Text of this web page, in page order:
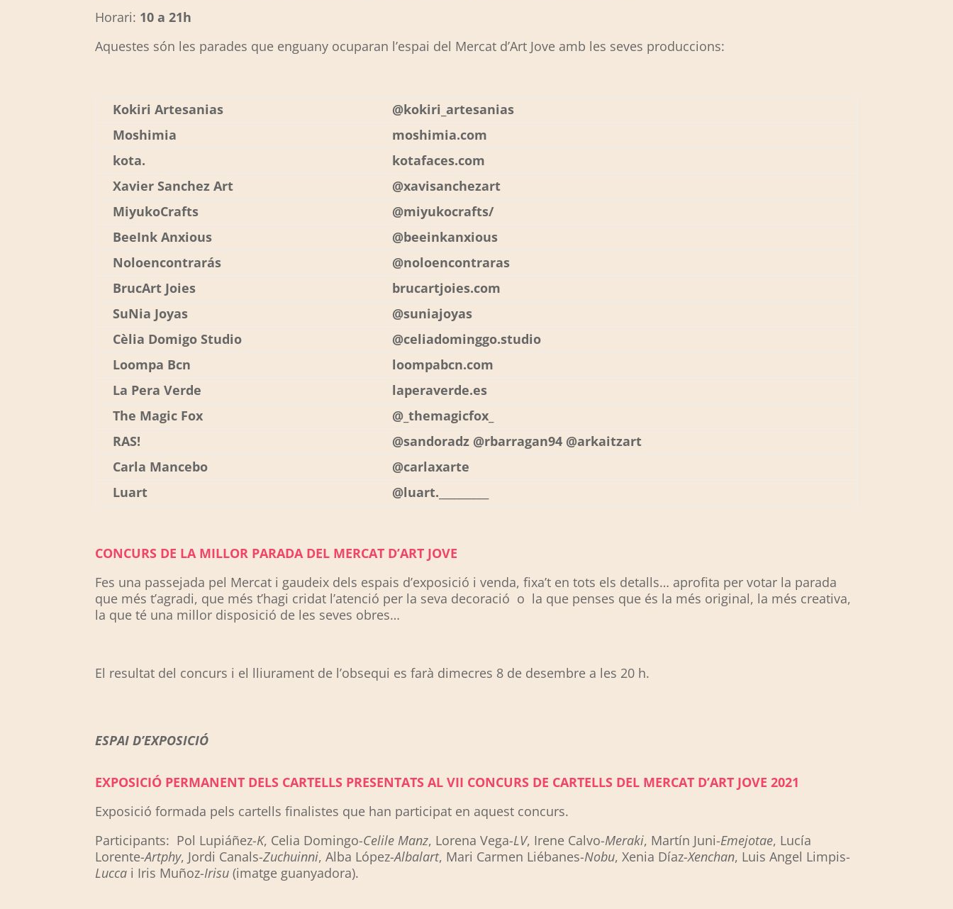
Horari: 10 a 21h
Aquestes són les parades que enguany ocuparan l’espai del Mercat d’Art Jove amb les seves produccions:
Kokiri Artesanias
@kokiri_artesanias
Moshimia
moshimia.com
kota.
kotafaces.com
Xavier Sanchez Art
@xavisanchezart
MiyukoCrafts
@miyukocrafts/
BeeInk Anxious
@beeinkanxious
Noloencontrarás
@noloencontraras
BrucArt Joies
brucartjoies.com
SuNia Joyas
@suniajoyas
Cèlia Domigo Studio
@celiadominggo.studio
Loompa Bcn
loompabcn.com
La Pera Verde
laperaverde.es
The Magic Fox
@_themagicfox_
RAS!
@sandoradz @rbarragan94 @arkaitzart
Carla Mancebo
@carlaxarte
Luart
@luart.__________
CONCURS DE LA MILLOR PARADA DEL MERCAT D’ART JOVE
Fes una passejada pel Mercat i gaudeix dels espais d’exposició i venda, fixa’t en tots els detalls… aprofita per votar la parada
que més t’agradi, que més t’hagi cridat l’atenció per la seva decoració o la que penses que és la més original, la més creativa,
la que té una millor disposició de les seves obres…
El resultat del concurs i el lliurament de l’obsequi es farà dimecres 8 de desembre a les 20 h.
ESPAI D’EXPOSICIÓ
EXPOSICIÓ PERMANENT DELS CARTELLS PRESENTATS AL VII CONCURS DE CARTELLS DEL MERCAT D’ART JOVE 2021
Exposició formada pels cartells finalistes que han participat en aquest concurs.
Participants: Pol Lupiáñez-K, Celia Domingo-Celile Manz, Lorena Vega-LV, Irene Calvo-Meraki, Martín Juni-Emejotae, Lucía
Lorente-Artphy, Jordi Canals-Zuchuinni, Alba López-Albalart, Mari Carmen Liébanes-Nobu, Xenia Díaz-Xenchan, Luis Angel Limpis-
Lucca i Iris Muñoz-Irisu (imatge guanyadora).